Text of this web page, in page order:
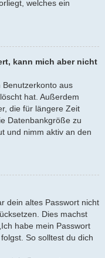
welches ein
kann mich aber nicht
Benutzerkonto aus
hat. Außerdem
die für längere Zeit
Datenbankgröße zu
und nimm aktiv an den
dein altes Passwort nicht
Dies machst
habe mein Passwort
So solltest du dich